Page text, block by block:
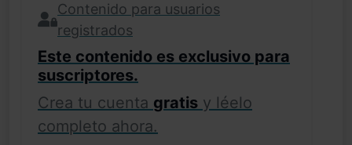
Contenido para usuarios
registrados
Este contenido es exclusivo para
suscriptores.
Crea tu cuenta gratis y léelo
completo ahora.